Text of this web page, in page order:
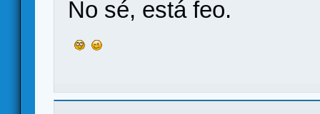
No sé, está feo.